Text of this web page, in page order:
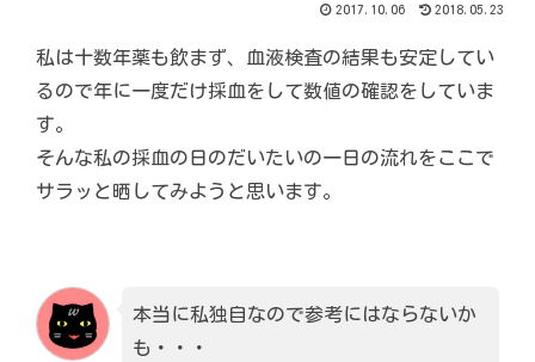
2017.10.06 2018.05.23
私は十数年薬も飲まず、血液検査の結果も安定してい
るので年に一度だけ採血をして数値の確認をしていま
す。
そんな私の採血の日のだいたいの一日の流れをここで
サラッと晒してみようと思います。
本当に私独自なので参考にはならないか
も・・・